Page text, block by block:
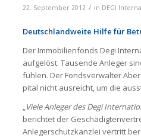
22. September 2012 / in DEGI
Deutsch­land­weite Hilfe für
Der Immo­bi­li­en­fonds Degi
auf­ge­löst. Tau­sende Anle­ger
füh­len. Der Fonds­ver­wal­ter
pi­tal nicht aus­reicht, um die
„Viele Anle­ger des Degi
berich­tet der
Anle­ger­schutz­kanz­lei ver­tritt